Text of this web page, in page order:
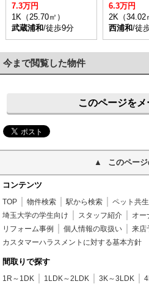
7.3万円
1K（25.70㎡）
武蔵浦和/徒歩9分
6.3万円
2K（34.02
西浦和/徒
今まで閲覧した物件
このページを
このペー
コンテンツ
TOP 物件検索 駅から検索
ペット共
埼玉大学の学生向け
スタッフ紹介 オー
リフォーム事例
個人情報の取扱い
来店
カスタマーハラスメントに対する基本方針
間取りで探す
1R～1DK 1LDK～2LDK 3K～3LDK